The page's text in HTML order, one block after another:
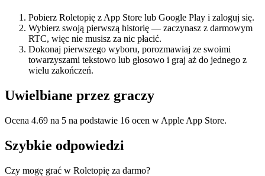
Pobierz Roletopię z App Store lub Google Play i zaloguj się.
Wybierz swoją pierwszą historię — zaczynasz z darmowym
RTC, więc nie musisz za nic płacić.
Dokonaj pierwszego wyboru, porozmawiaj ze swoimi
towarzyszami tekstowo lub głosowo i graj aż do jednego z
wielu zakończeń.
Uwielbiane przez graczy
Ocena 4.69 na 5 na podstawie 16 ocen w Apple App Store.
Szybkie odpowiedzi
Czy mogę grać w Roletopię za darmo?